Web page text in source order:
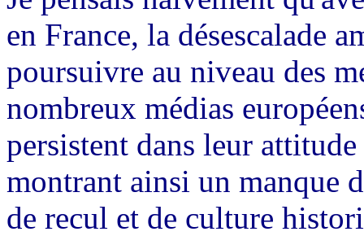
en France, la désescalade
poursuivre au niveau des
nombreux médias
persistent dans leur
montrant ainsi un manque
de recul et de culture